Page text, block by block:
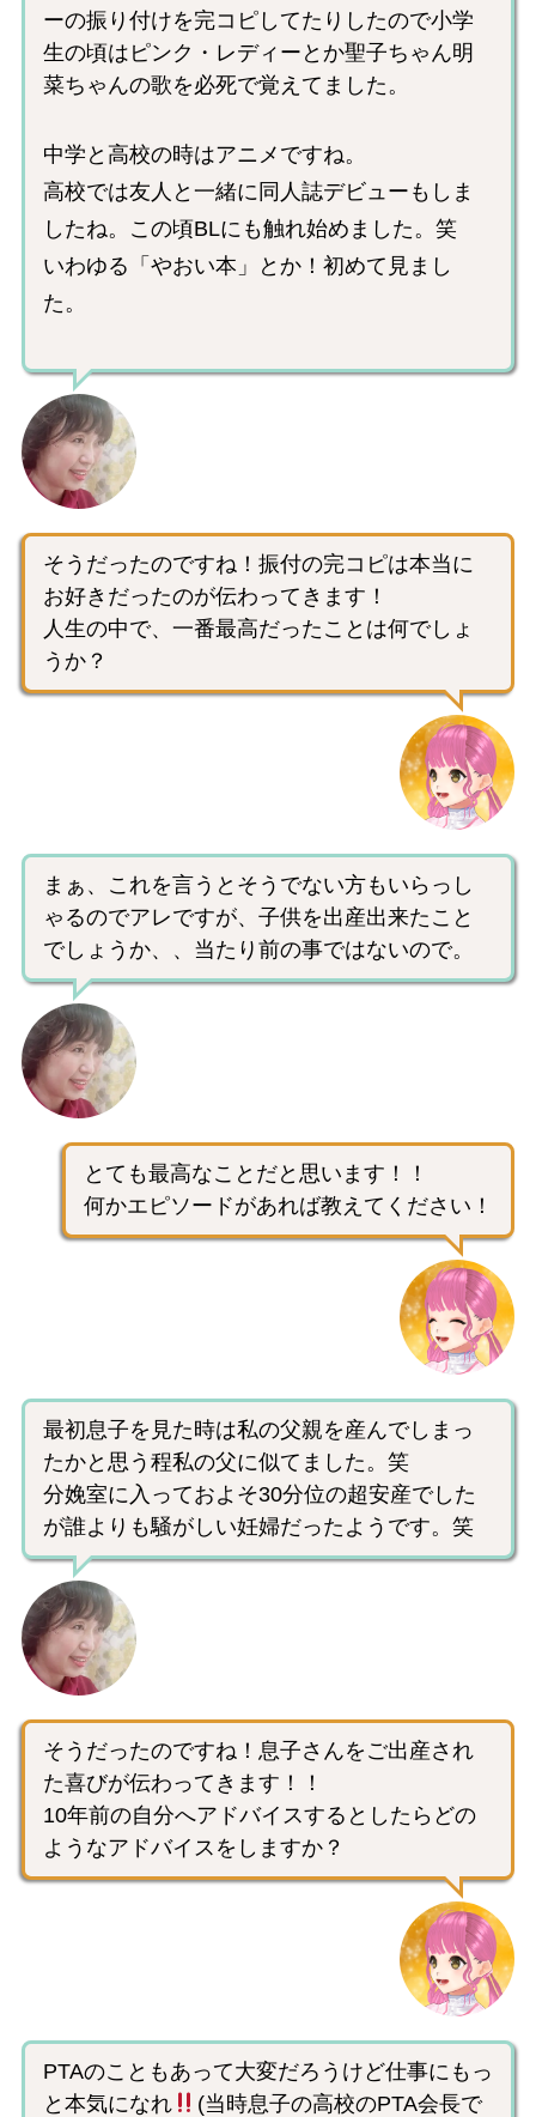
ーの振り付けを完コピしてたりしたので小学
生の頃はピンク・レディーとか聖子ちゃん明
菜ちゃんの歌を必死で覚えてました。
中学と高校の時はアニメですね。
高校では友人と一緒に同人誌デビューもしま
したね。この頃BLにも触れ始めました。笑
いわゆる「やおい本」とか！初めて見まし
た。
そうだったのですね！振付の完コピは本当に
お好きだったのが伝わってきます！
人生の中で、一番最高だったことは何でしょ
うか？
まぁ、これを言うとそうでない方もいらっし
ゃるのでアレですが、子供を出産出来たこと
でしょうか、、当たり前の事ではないので。
とても最高なことだと思います！！
何かエピソードがあれば教えてください！
最初息子を見た時は私の父親を産んでしまっ
たかと思う程私の父に似てました。笑
分娩室に入っておよそ30分位の超安産でした
が誰よりも騒がしい妊婦だったようです。笑
そうだったのですね！息子さんをご出産され
た喜びが伝わってきます！！
10年前の自分へアドバイスするとしたらどの
ようなアドバイスをしますか？
PTAのこともあって大変だろうけど仕事にもっ
と本気になれ
(当時息子の高校のPTA会長で